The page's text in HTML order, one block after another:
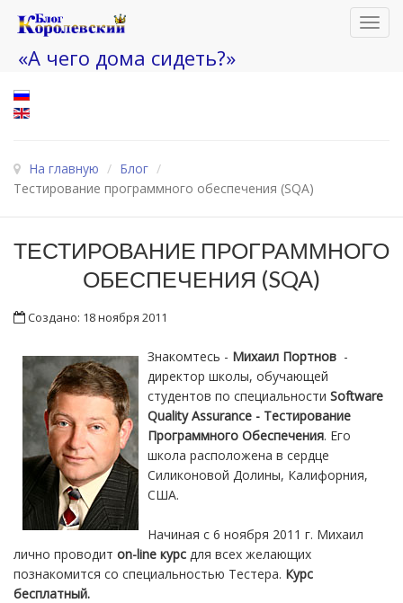
«А чего дома сидеть?»
На главную / Блог /
Тестирование программного обеспечения (SQA)
ТЕСТИРОВАНИЕ ПРОГРАММНОГО
ОБЕСПЕЧЕНИЯ (SQA)
Создано: 18 ноября 2011
Знакомтесь - Михаил Портнов -
директор школы, обучающей
студентов по специальности Software
Quality Assurance - Тестирование
Программного Обеспечения. Его
школа расположена в сердце
Силиконовой Долины, Калифорния,
США.
Начиная с 6 ноября 2011 г. Михаил
лично проводит on-line курс для всех желающих
познакомится со специальностью Тестера. Курс
бесплатный.